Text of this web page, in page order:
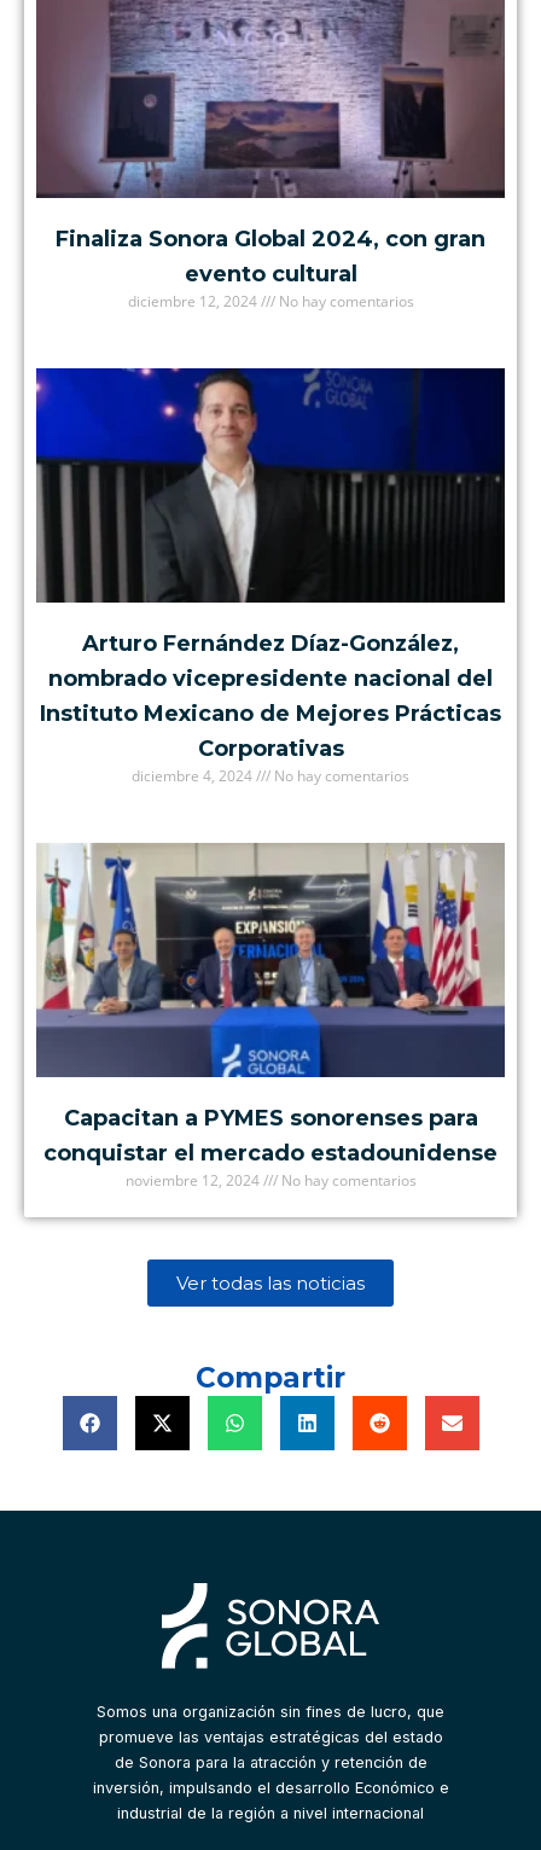
Finaliza Sonora Global 2024, con gran
evento cultural
diciembre 12, 2024 No hay comentarios
Arturo Fernández Díaz-González,
nombrado vicepresidente nacional del
Instituto Mexicano de Mejores Prácticas
Corporativas
diciembre 4, 2024 No hay comentarios
Capacitan a PYMES sonorenses para
conquistar el mercado estadounidense
noviembre 12, 2024 No hay comentarios
Ver todas las noticias
Compartir
Somos una organización sin fines de lucro, que
promueve las ventajas estratégicas del estado
de Sonora para la atracción y retención de
inversión, impulsando el desarrollo Económico e
industrial de la región a nivel internacional